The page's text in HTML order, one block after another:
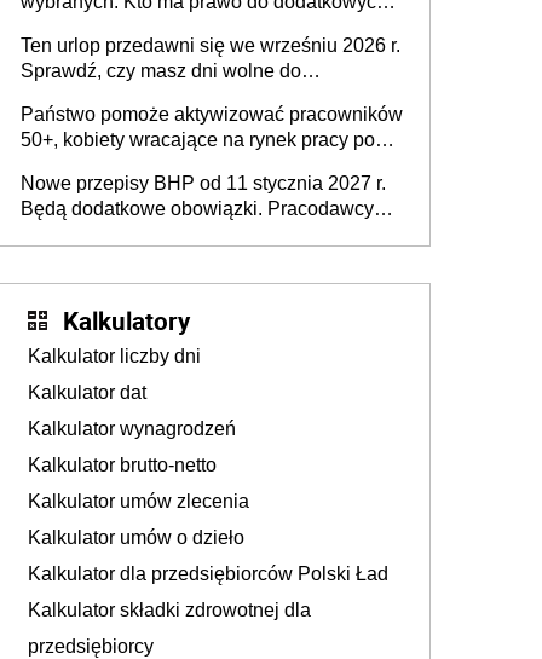
stronie systemu i świadomości
pracodawców [WYWIAD]
Ten urlop przedawni się we wrześniu 2026 r.
Sprawdź, czy masz dni wolne do
Państwo pomoże aktywizować pracowników
50+, kobiety wracające na rynek pracy po
osoby neuroatypowe. Powstanie Fundusz
na rzecz Inkluzywności w Zatrudnianiu?
Nowe przepisy BHP od 11 stycznia 2027 r.
Będą dodatkowe obowiązki. Pracodawcy
Kalkulatory
Kalkulator liczby dni
Kalkulator dat
Kalkulator wynagrodzeń
Kalkulator brutto-netto
Kalkulator umów zlecenia
Kalkulator umów o dzieło
Kalkulator dla przedsiębiorców Polski Ład
Kalkulator składki zdrowotnej dla
przedsiębiorcy